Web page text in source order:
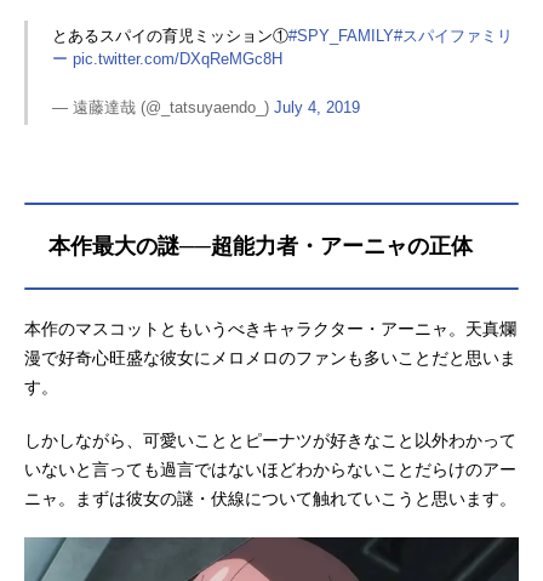
とあるスパイの育児ミッション①#SPY_FAMILY#スパイファミリ
ー pic.twitter.com/DXqReMGc8H
— 遠藤達哉 (@_tatsuyaendo_) July 4, 2019
本作最大の謎──超能力者・アーニャの正体
本作のマスコットともいうべきキャラクター・アーニャ。天真爛
漫で好奇心旺盛な彼女にメロメロのファンも多いことだと思いま
す。
しかしながら、可愛いこととピーナツが好きなこと以外わかって
いないと言っても過言ではないほどわからないことだらけのアー
ニャ。まずは彼女の謎・伏線について触れていこうと思います。